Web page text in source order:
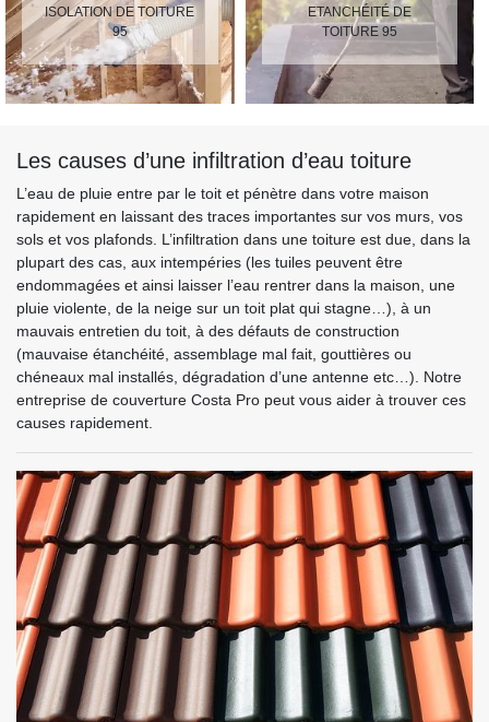
ISOLATION DE TOITURE
95
ETANCHÉITÉ DE
TOITURE 95
Les causes d’une infiltration d’eau toiture
L’eau de pluie entre par le toit et pénètre dans votre maison
rapidement en laissant des traces importantes sur vos murs, vos
sols et vos plafonds. L’infiltration dans une toiture est due, dans la
plupart des cas, aux intempéries (les tuiles peuvent être
endommagées et ainsi laisser l’eau rentrer dans la maison, une
pluie violente, de la neige sur un toit plat qui stagne…), à un
mauvais entretien du toit, à des défauts de construction
(mauvaise étanchéité, assemblage mal fait, gouttières ou
chéneaux mal installés, dégradation d’une antenne etc…). Notre
entreprise de couverture Costa Pro peut vous aider à trouver ces
causes rapidement.